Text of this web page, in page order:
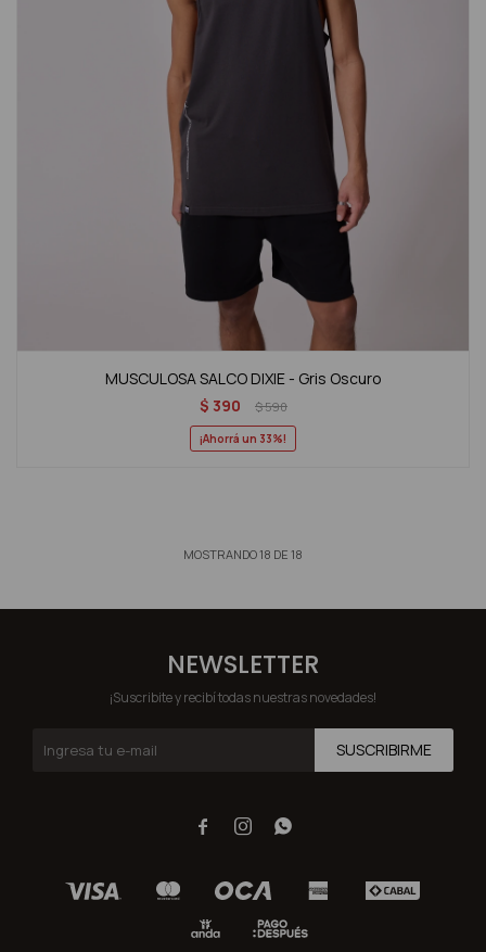
MUSCULOSA SALCO DIXIE - Gris Oscuro
$ 390 $590
33
MOSTRANDO18 DE 18
NEWSLETTER
¡Suscribite y recibí todas nuestras novedades!
SUSCRIBIRME
  